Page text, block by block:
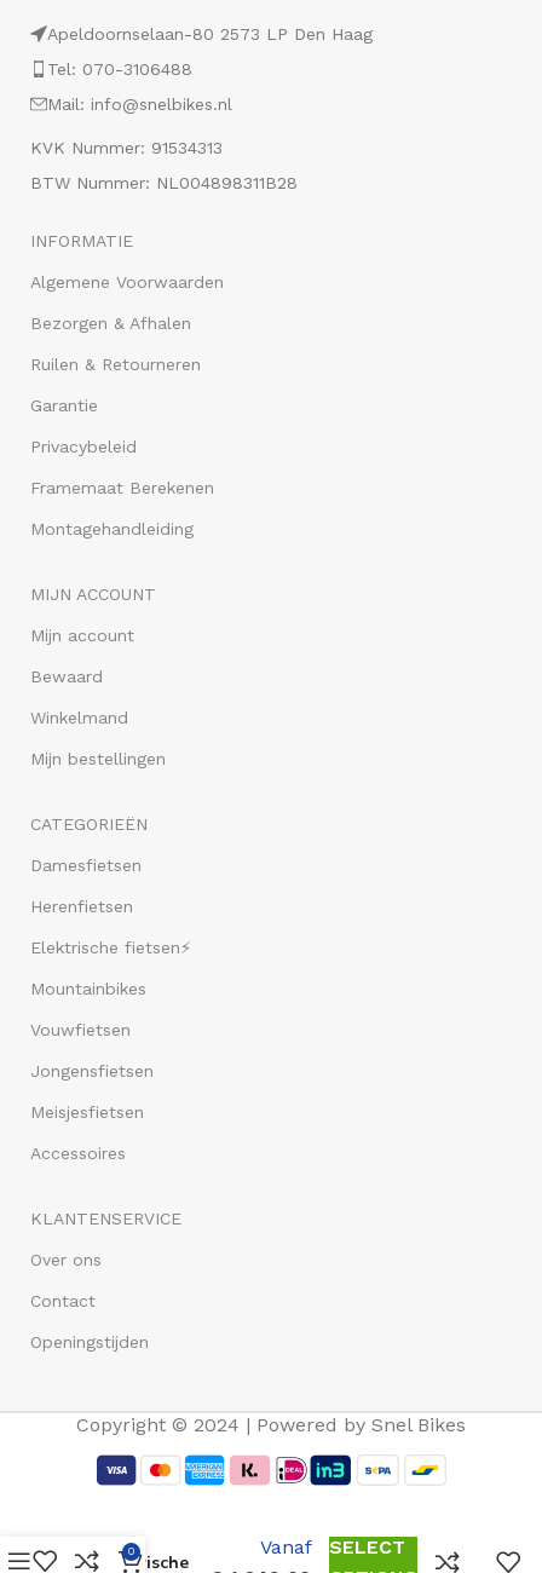
Apeldoornselaan-80 2573 LP Den Haag
Tel: 070-3106488
Mail: info@snelbikes.nl
KVK Nummer: 91534313
BTW Nummer: NL004898311B28
INFORMATIE
Algemene Voorwaarden
Bezorgen & Afhalen
Ruilen & Retourneren
Garantie
Privacybeleid
Framemaat Berekenen
Montagehandleiding
MIJN ACCOUNT
Mijn account
Bewaard
Winkelmand
Mijn bestellingen
CATEGORIEËN
Damesfietsen
Herenfietsen
Elektrische fietsen⚡
Mountainbikes
Vouwfietsen
Jongensfietsen
Meisjesfietsen
Accessoires
KLANTENSERVICE
Over ons
Contact
Openingstijden
Copyright © 2024 | Powered by Snel Bikes
Lombardo
Inch
Elektrische
Vanaf
SELECT
0